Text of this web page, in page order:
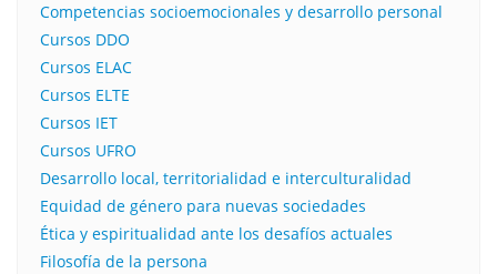
Competencias socioemocionales y desarrollo personal
Cursos DDO
Cursos ELAC
Cursos ELTE
Cursos IET
Cursos UFRO
Desarrollo local, territorialidad e interculturalidad
Equidad de género para nuevas sociedades
Ética y espiritualidad ante los desafíos actuales
Filosofía de la persona​